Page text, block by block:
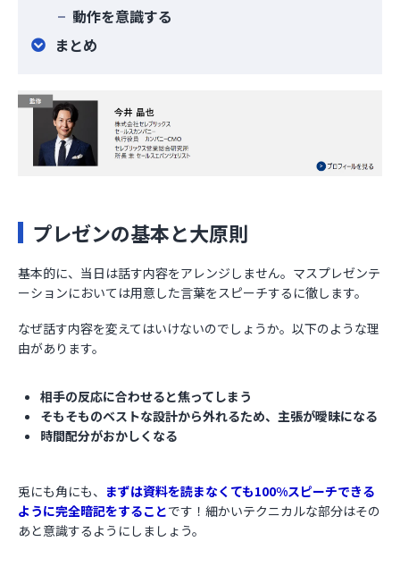
動作を意識する
まとめ
プレゼンの基本と大原則
基本的に、当日は話す内容をアレンジしません。マスプレゼンテ
ーションにおいては用意した言葉をスピーチするに徹します。
なぜ話す内容を変えてはいけないのでしょうか。以下のような理
由があります。
相手の反応に合わせると焦ってしまう
そもそものベストな設計から外れるため、主張が曖昧になる
時間配分がおかしくなる
兎にも角にも、 まずは資料を読まなくても100%スピーチできる
ように完全暗記をすることです！細かいテクニカルな部分はその
あと意識するようにしましょう。